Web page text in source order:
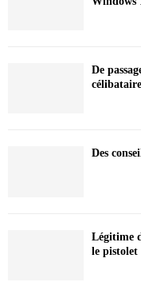
De
Des
Légitime
le pistolet